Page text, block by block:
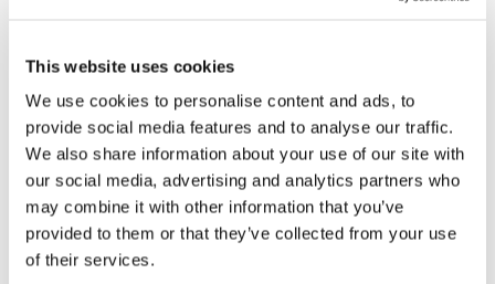
This website uses cookies
We use cookies to personalise content and ads, to
provide social media features and to analyse our traffic.
We also share information about your use of our site with
our social media, advertising and analytics partners who
may combine it with other information that you’ve
provided to them or that they’ve collected from your use
of their services.